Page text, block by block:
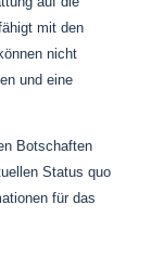
mit den
nicht
und eine
Botschaften
Status quo
für das